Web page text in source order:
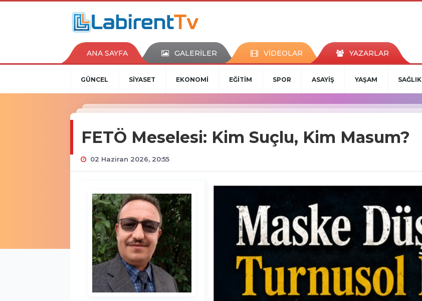
ANA SAYFA GALERİLER VİDEOLAR YAZARLAR
GÜNCEL SİYASET EKONOMİ EĞİTİM SPOR ASAYİŞ YAŞAM SAĞLIK
FETÖ Meselesi: Kim Suçlu, Kim Masum?
02 Haziran 2026, 20:55